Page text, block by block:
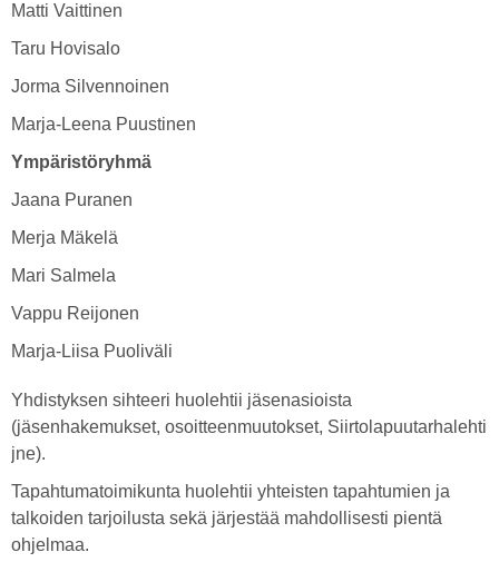
Matti Vaittinen
Taru Hovisalo
Jorma Silvennoinen
Marja-Leena Puustinen
Ympäristöryhmä
Jaana Puranen
Merja Mäkelä
Mari Salmela
Vappu Reijonen
Marja-Liisa Puoliväli
Yhdistyksen sihteeri huolehtii jäsenasioista
(jäsenhakemukset, osoitteenmuutokset, Siirtolapuutarhalehti
jne).
Tapahtumatoimikunta huolehtii yhteisten tapahtumien ja
talkoiden tarjoilusta sekä järjestää mahdollisesti pientä
ohjelmaa.